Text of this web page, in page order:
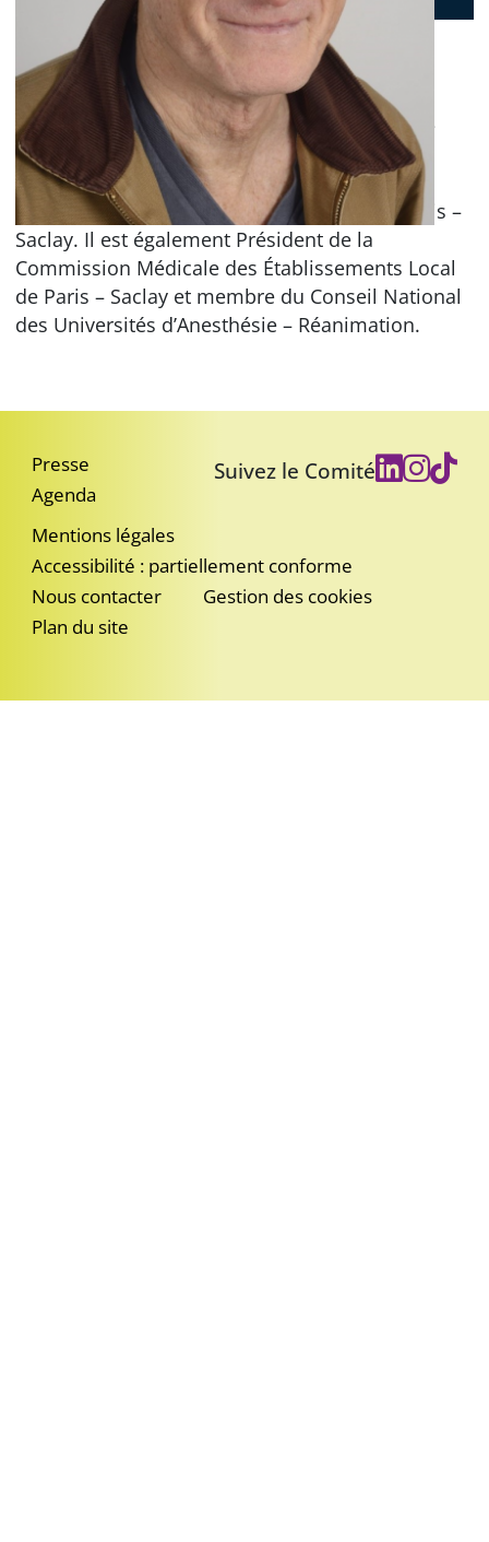
Anesthésiste – réanimateur et Chef du service
d’Anesthésie – Réanimation Médecine Péri
Opératoire depuis 2017 de l’hôpital Bicêtre et
Paul Brousse des Hôpitaux Universitaires Paris –
Saclay. Il est également Président de la
Commission Médicale des Établissements Local
de Paris – Saclay et membre du Conseil National
des Universités d’Anesthésie – Réanimation.
Presse
Agenda
Suivez le Comité
Mentions légales
Accessibilité : partiellement conforme
Nous contacter
Gestion des cookies
Plan du site